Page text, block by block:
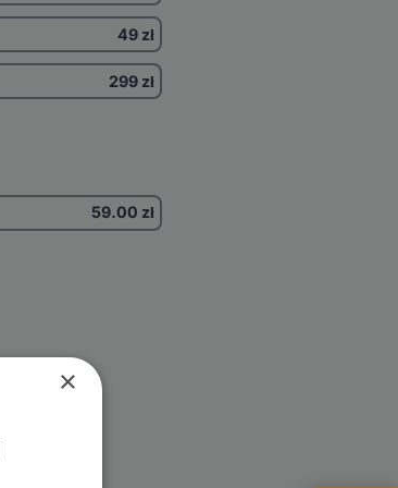
49 zł
299 zł
59.00 zł
×